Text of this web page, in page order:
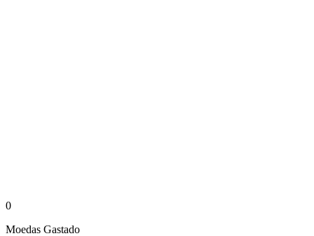
0
Moedas Gastado